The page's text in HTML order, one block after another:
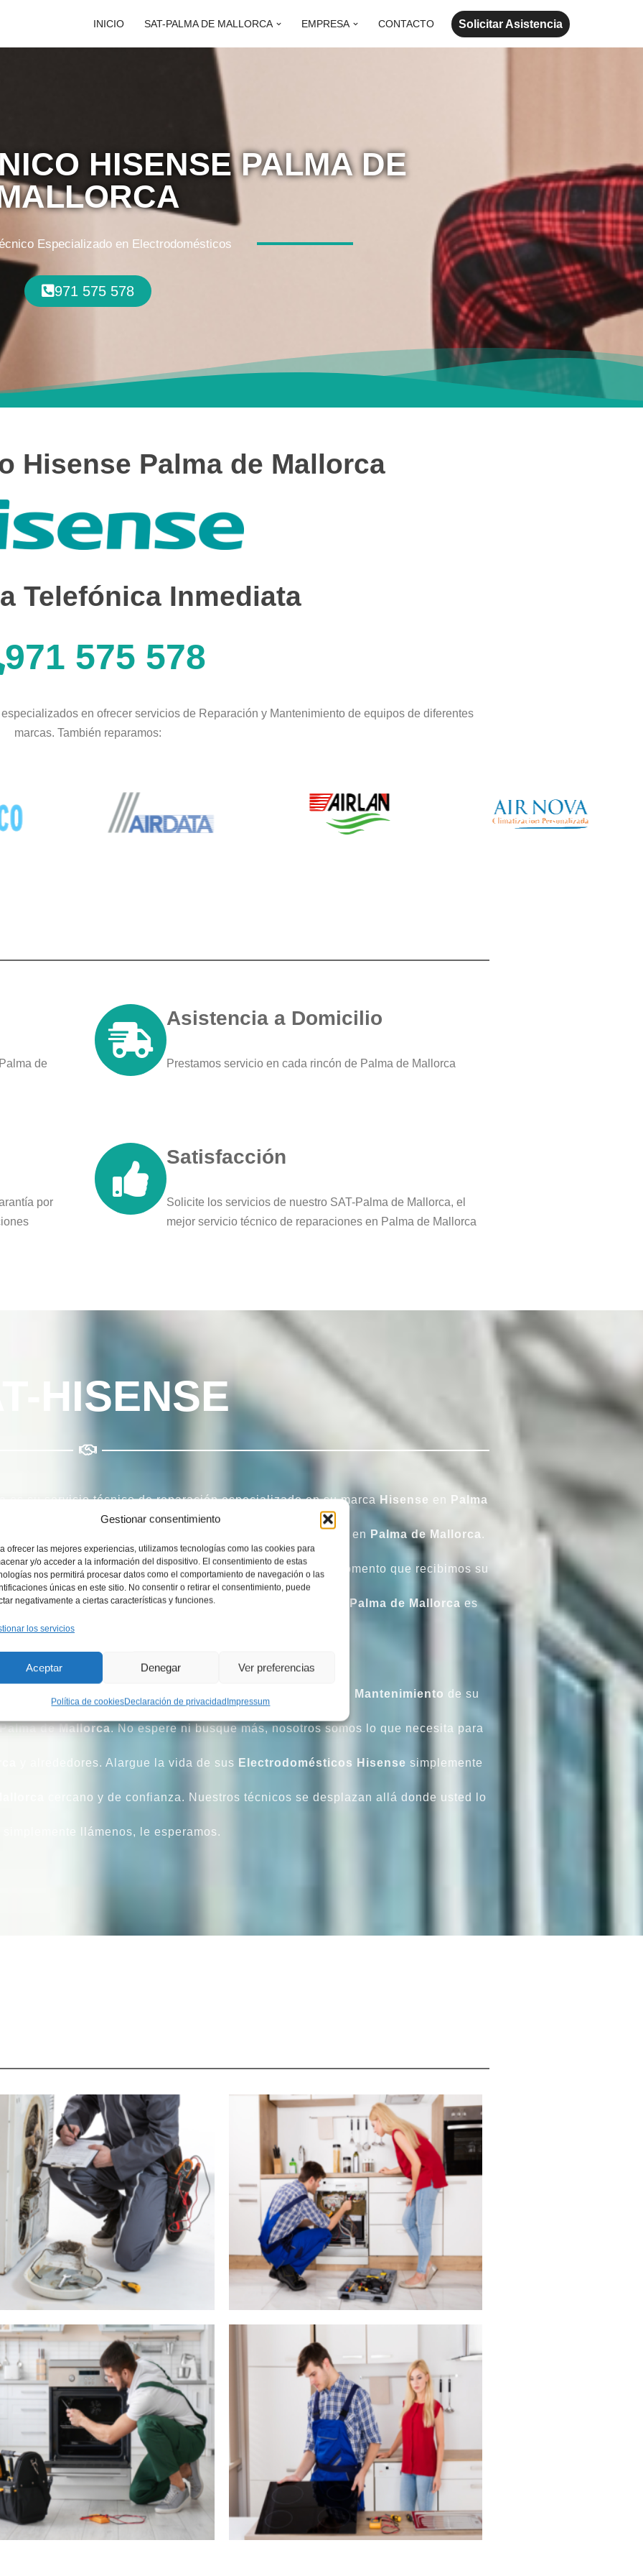
Gestionar consentimiento
ofrecer las mejores experiencias, utilizamos tecnologías como las cookies para
y/o acceder a la información del dispositivo. El consentimiento de estas
nos permitirá procesar datos como el comportamiento de navegación o las
únicas en este sitio. No consentir o retirar el consentimiento, puede
negativamente a ciertas características y funciones.
los servicios
Aceptar Denegar Ver preferencias
Política de cookiesDeclaración de privacidadImpressum
INICIO SAT-PALMA DE MALLORCA EMPRESA CONTACTO Solicitar Asistencia
HISENSE PALMA DE
Especializado en Electrodomésticos
971 575 578
Hisense Palma de Mallorca
Telefónica Inmediata
971 575 578
en ofrecer servicios de Reparación y Mantenimiento de equipos de diferentes
marcas. También reparamos:
de
Asistencia a Domicilio
Prestamos servicio en cada rincón de Palma de Mallorca
por
Satisfacción
Solicite los servicios de nuestro SAT-Palma de Mallorca, el
mejor servicio técnico de reparaciones en Palma de Mallorca
HISENSE
es su servicio técnico de reparación especializado en su marcaHisense en Palma
que usted necesita en Palma de Mallorca .
Hisense.Nos dedicamos a nuestros clientes desde el momento que recibimos su
que se merecen. NuestroServicio Técnico Hisense Palma de Mallorca es
Mantenimiento de su
de Mallorca. No espere ni busque más, nosotros somos lo que necesita para
y alrededores. Alargue la vida de sus Electrodomésticos Hisense simplemente
cercano y de confianza. Nuestros técnicos se desplazan allá donde usted lo
simplemente llámenos, le esperamos.